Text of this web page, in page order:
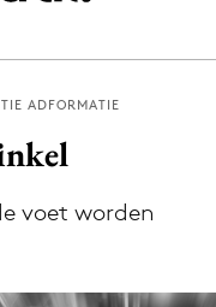
de Adformatie
ADFORMATIE
voet worden